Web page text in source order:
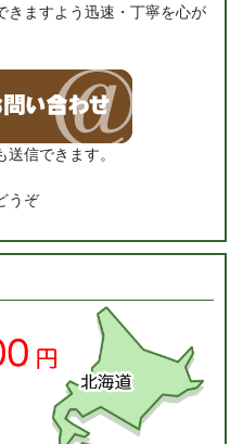
きますよう迅速・丁寧を心が
信できます。
うぞ